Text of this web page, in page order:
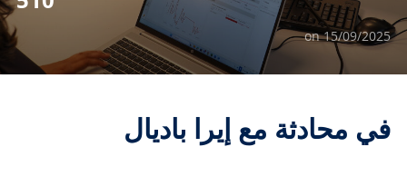
on15/09/2025
في محادثة مع إيرا باديال